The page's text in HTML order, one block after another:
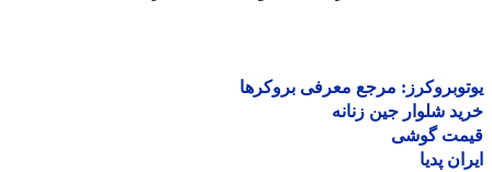
مرجع معرفی بروکرها
شلوار جین زنانه
گوشی
پدیا